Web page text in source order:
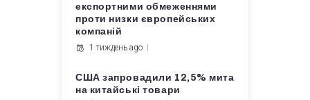
експортними обмеженнями
проти низки європейських
компаній
1 тиждень ago
США запровадили 12,5% мита
на китайські товари